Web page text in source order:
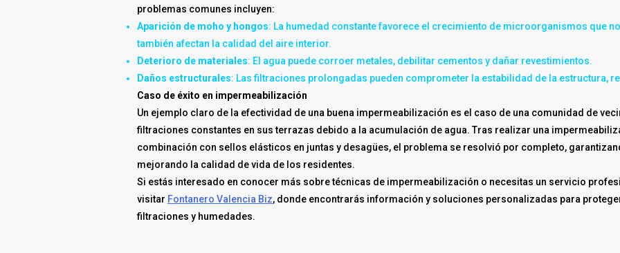
problemas comunes incluyen:
Aparición de moho y hongos: La humedad constante favorece el crecimiento de microorganismos que
también afectan la calidad del aire interior.
Deterioro de materiales: El agua puede corroer metales, debilitar cementos y dañar revestimientos.
Daños estructurales: Las filtraciones prolongadas pueden comprometer la estabilidad de la estructura,
Caso de éxito en impermeabilización
Un ejemplo claro de la efectividad de una buena impermeabilización es el caso de una comunidad de
filtraciones constantes en sus terrazas debido a la acumulación de agua. Tras realizar una
combinación con sellos elásticos en juntas y desagües, el problema se resolvió por completo,
mejorando la calidad de vida de los residentes.
Si estás interesado en conocer más sobre técnicas de impermeabilización o necesitas un servicio
visitar Fontanero Valencia Biz, donde encontrarás información y soluciones personalizadas para
filtraciones y humedades.